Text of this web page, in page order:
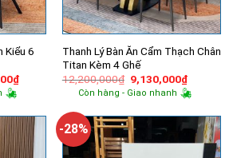
Kiểu 6
₫Giá
hiện
10,350,000₫.
Thanh Lý Bàn Ăn Cẩm Thạch Chân
Titan Kèm 4 Ghế
12,200,000₫ Giá
gốc
là:
9,130,000₫Giá
hiện
tại
Còn hàng - Giao nhanh
-28%